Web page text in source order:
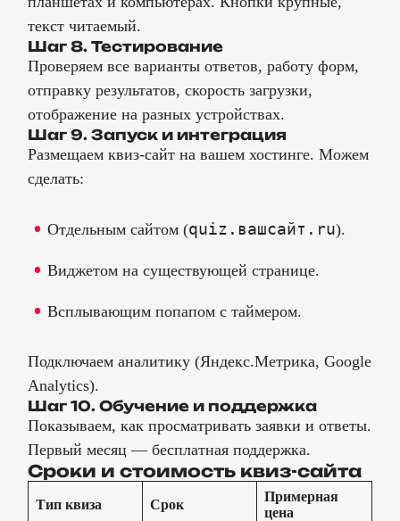
текст читаемый.
Шаг 8. Тестирование
Проверяем все варианты ответов, работу форм,
отправку результатов, скорость загрузки,
отображение на разных устройствах.
Шаг 9. Запуск и интеграция
Размещаем квиз-сайт на вашем хостинге. Можем
сделать:
Отдельным сайтом (quiz.вашсайт.ru).
Виджетом на существующей странице.
Всплывающим попапом с таймером.
Подключаем аналитику (Яндекс.Метрика, Google
Analytics).
Шаг 10. Обучение и поддержка
Показываем, как просматривать заявки и ответы.
Первый месяц — бесплатная поддержка.
Сроки и стоимость квиз-сайта
Тип квиза Срок
Примерная
цена